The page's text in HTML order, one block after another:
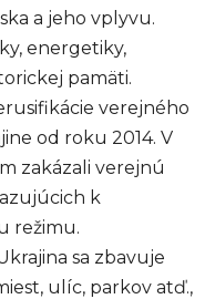
a jeho vplyvu.
energetiky,
pamäti.
verejného
od roku 2014. V
zakázali verejnú
k
režimu.
sa zbavuje
ulíc, parkov atď.,